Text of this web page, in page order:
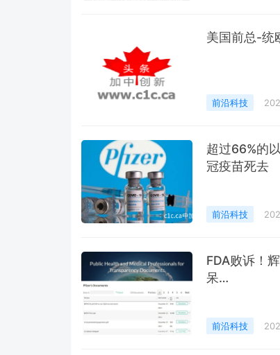
美国前总-
前沿科技
超过66%的
冠疫苗死去
前沿科技
FDA败诉！
呆…
前沿科技